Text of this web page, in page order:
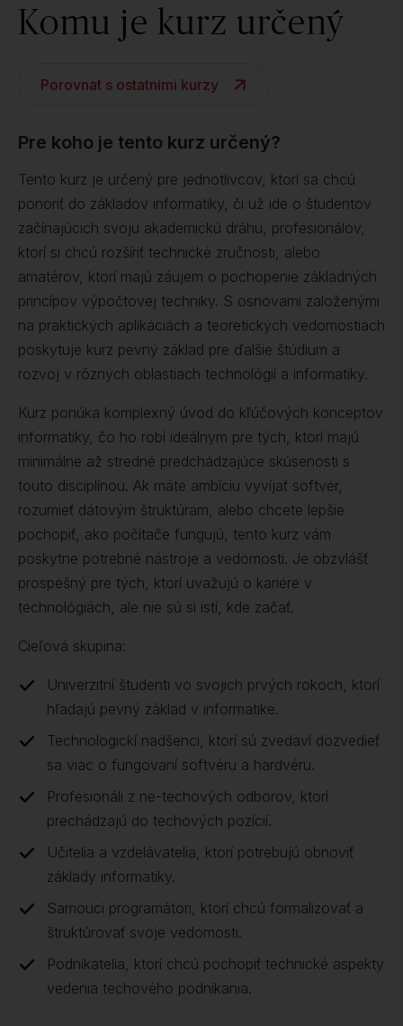
Komu je kurz určený
Porovnat s ostatními kurzy
Pre koho je tento kurz určený?
Tento kurz je určený pre jednotlivcov, ktorí sa chcú
ponoriť do základov informatiky, či už ide o študentov
začínajúcich svoju akademickú dráhu, profesionálov,
ktorí si chcú rozšíriť technické zručnosti, alebo
amatérov, ktorí majú záujem o pochopenie základných
princípov výpočtovej techniky. S osnovami založenými
na praktických aplikáciách a teoretických vedomostiach
poskytuje kurz pevný základ pre ďalšie štúdium a
rozvoj v rôznych oblastiach technológií a informatiky.
Kurz ponúka komplexný úvod do kľúčových konceptov
informatiky, čo ho robí ideálnym pre tých, ktorí majú
minimálne až stredné predchádzajúce skúsenosti s
touto disciplínou. Ak máte ambíciu vyvíjať softvér,
rozumieť dátovým štruktúram, alebo chcete lepšie
pochopiť, ako počítače fungujú, tento kurz vám
poskytne potrebné nástroje a vedomosti. Je obzvlášť
prospešný pre tých, ktorí uvažujú o kariére v
technológiách, ale nie sú si istí, kde začať.
Cieľová skupina:
Univerzitní študenti vo svojich prvých rokoch, ktorí
hľadajú pevný základ v informatike.
Technologickí nadšenci, ktorí sú zvedaví dozvedieť
sa viac o fungovaní softvéru a hardvéru.
Profesionáli z ne-techových odborov, ktorí
prechádzajú do techových pozícií.
Učitelia a vzdelávatelia, ktorí potrebujú obnoviť
základy informatiky.
Samouci programátori, ktorí chcú formalizovať a
štruktúrovať svoje vedomosti.
Podnikatelia, ktorí chcú pochopiť technické aspekty
vedenia techového podnikania.